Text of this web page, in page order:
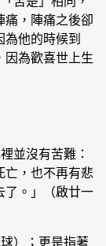
痛，陣痛之後卻
他的時候到
因為歡喜世上生
並沒有苦難：
亡，也不再有悲
了。」（啟廿一
）；更是指著